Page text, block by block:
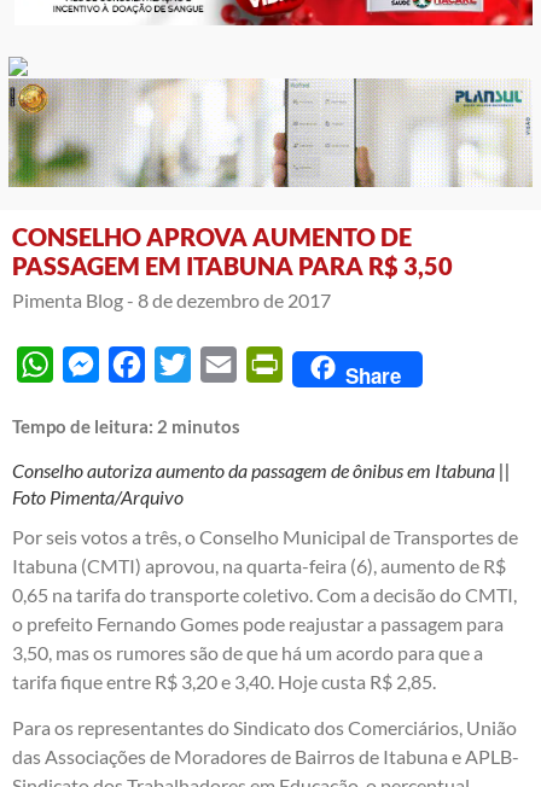
CONSELHO APROVA AUMENTO DE
PASSAGEM EM ITABUNA PARA R$ 3,50
Pimenta Blog - 8 de dezembro de 2017
WhatsAppMessengerFacebook
Twitter Email PrintFriendly
Share
Tempo de leitura: 2 minutos
Conselho autoriza aumento da passagem de ônibus em Itabuna ||
Foto Pimenta/Arquivo
Por seis votos a três, o Conselho Municipal de Transportes de
Itabuna (CMTI) aprovou, na quarta-feira (6), aumento de R$
0,65 na tarifa do transporte coletivo. Com a decisão do CMTI,
o prefeito Fernando Gomes pode reajustar a passagem para
3,50, mas os rumores são de que há um acordo para que a
tarifa fique entre R$ 3,20 e 3,40. Hoje custa R$ 2,85.
Para os representantes do Sindicato dos Comerciários, União
das Associações de Moradores de Bairros de Itabuna e APLB-